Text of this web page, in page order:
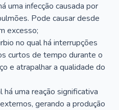
uma infecção causada por
Pode causar desde
excesso;
no qual há interrupções
curtos de tempo durante o
e atrapalhar a qualidade do
há uma reação significativa
gerando a produção